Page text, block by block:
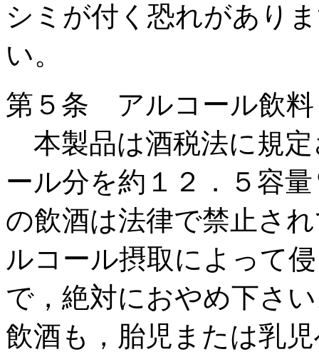
シミが付く恐れがあり
い。
第５条 アルコール飲料
本製品は酒税法に規
ール分を約１２．５容
の飲酒は法律で禁止さ
ルコール摂取によって
で，絶対におやめ下さ
飲酒も，胎児または乳